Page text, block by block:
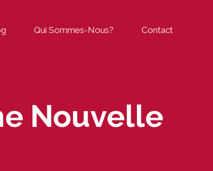
Qui Sommes-Nous? Contact
Nouvelle